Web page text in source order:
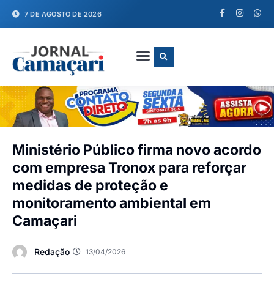
7 DE AGOSTO DE 2026
Ministério Público firma novo acordo
com empresa Tronox para reforçar
medidas de proteção e
monitoramento ambiental em
Camaçari
Redação 13/04/2026